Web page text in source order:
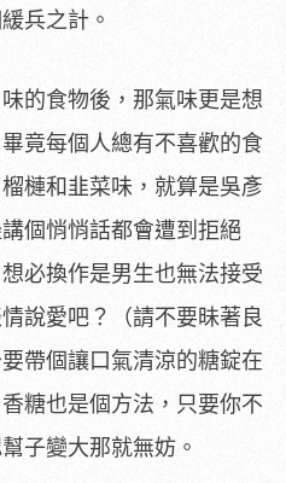
兵之計。
的食物後，那氣味更是想
竟每個人總有不喜歡的食
槤和韭菜味，就算是吳彥
個悄悄話都會遭到拒絕
必換作是男生也無法接受
說愛吧？（請不要昧著良
帶個讓口氣清涼的糖錠在
糖也是個方法，只要你不
子變大那就無妨。